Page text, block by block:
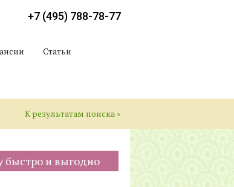
+7 (495) 788-78-77
Статьи
К результатам поиска »
быстро и выгодно